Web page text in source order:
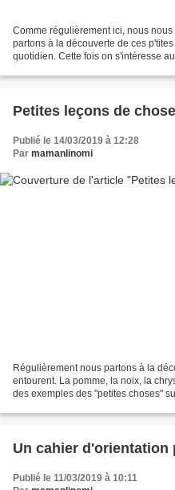
Comme régulièrement ici, nous
partons à la découverte de ces
quotidien. Cette fois on s'intéresse
Petites leçons de
Publié le 14/03/2019 à 12:28
Par mamanlinomi
Régulièrement nous partons à la
entourent. La pomme, la noix, la
des exemples des "petites choses"
Un cahier d'orientation
Publié le 11/03/2019 à 10:11